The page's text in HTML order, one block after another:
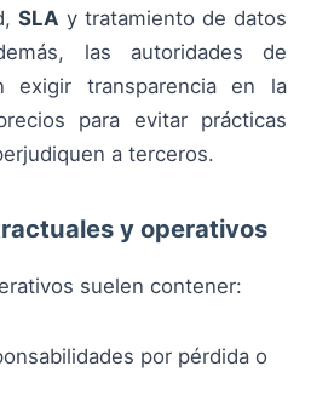
SLA y tratamiento de datos
las autoridades de
exigir transparencia en la
para evitar prácticas
a terceros.
y operativos
suelen contener:
por pérdida o